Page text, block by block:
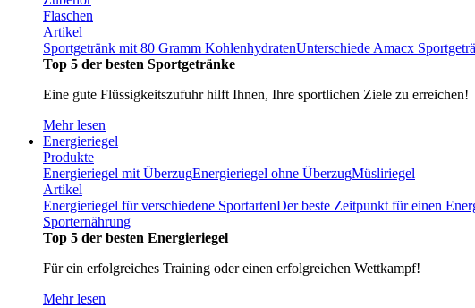
Flaschen
Artikel
Sportgetränk mit 80 Gramm KohlenhydratenUnterschiede Amacx
Top 5 der besten Sportgetränke
Eine gute Flüssigkeitszufuhr hilft Ihnen, Ihre sportlichen Ziele zu erreichen!
Mehr lesen
Energieriegel
Produkte
Energieriegel mit ÜberzugEnergieriegel ohne ÜberzugMüsliriegel
Artikel
Energieriegel für verschiedene SportartenDer beste Zeitpunkt für einen
Sporternährung
Top 5 der besten Energieriegel
Für ein erfolgreiches Training oder einen erfolgreichen Wettkampf!
Mehr lesen